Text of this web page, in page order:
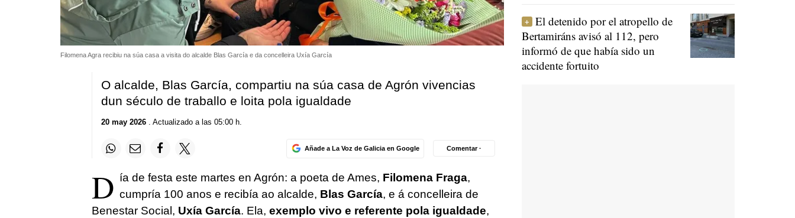
Filomena Agra recibiu na súa casa a visita do alcalde Blas García e da concelleira Uxía García
O alcalde, Blas García, compartiu na súa casa de Agrón vivencias
dun século de traballo e loita pola igualdade
20 may 2026. Actualizado a las 05:00 h.
Añade a La Voz de Galicia en Google Comentar ·
D íade festa este martes en Agrón: a poeta de Ames, Filomena Fraga,
cumpría 100 anos e recibía ao alcalde, Blas García, e á concelleira de
Benestar Social, Uxía García. Ela, exemplo vivo e referente pola igualdade,
El detenido por el atropello de
Bertamiráns avisó al 112, pero
informó de que había sido un
accidente fortuito